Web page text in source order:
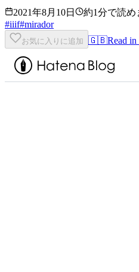
2021年8月10日 約1分で読め
#iiif#mirador
お気に入りに追加 🇬🇧Read in